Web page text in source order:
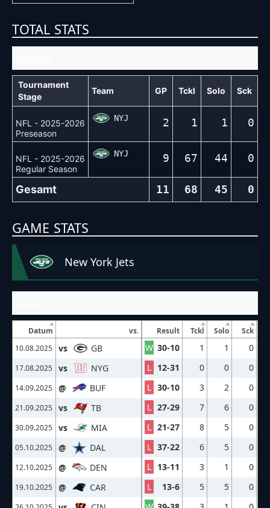
TOTAL STATS
Tournament
Stage
Team GP Tckl Solo Sck
NFL - 2025-2026
Preseason
NYJ 2 1 1 0
NFL - 2025-2026
Regular Season
NYJ 9 67 44 0
Gesamt 11 68 45 0
GAME STATS
New York Jets
Datum vs. Result Tckl Solo
Sck
10.08.2025 vs GB W 30-10 1 1 0
17.08.2025 vs NYG L 12-31 0 0 0
14.09.2025 @ BUF L 30-10 3 2 0
21.09.2025 vs TB L 27-29 7 6 0
30.09.2025 vs MIA L 21-27 8 5 0
05.10.2025 @ DAL L 37-22 6 5 0
12.10.2025 @ DEN L 13-11 3 1 0
19.10.2025 @ CAR L 13-6 5 5 0